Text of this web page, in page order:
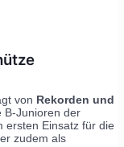
von Rekorden und
B-Junioren der
ersten Einsatz für die
zudem als